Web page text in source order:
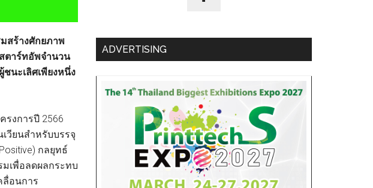
มสร้างศักยภาพ
ตาร์ทอัพจำนวน
ชนะเลิศเพียงหนึ่ง
รงการปี 2566
วียนสำหรับบรรจุ
กลยุทธ์
มเพื่อลดผลกระทบ
ลื่อนการ
ADVERTISING